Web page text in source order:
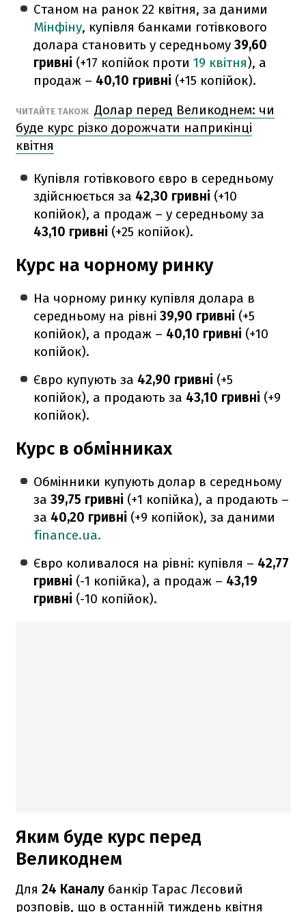
Станом на ранок 22 квітня, за даними
Мінфіну, купівля банками готівкового
долара становить у середньому39,60
гривні (+17 копійок проти19 квітня), а
продаж – 40,10 гривні (+15 копійок).
ЧИТАЙТЕ ТАКОЖ Долар перед Великоднем: чи
буде курс різко дорожчати наприкінці
квітня
Купівля готівкового євро в середньому
здійснюється за 42,30 гривні (+10
копійок), а продаж – у середньому за
43,10 гривні (+25 копійок).
Курс на чорному ринку
На чорному ринку купівля долара в
середньому на рівні39,90 гривні (+5
копійок), а продаж – 40,10 гривні (+10
копійок).
Євро купують за 42,90 гривні (+5
копійок), а продають за 43,10 гривні (+9
копійок).
Курс в обмінниках
Обмінники купують долар в середньому
за39,75 гривні (+1 копійка), а продають –
за 40,20 гривні (+9 копійок), за даними
finance.ua.
Євро коливалося на рівні: купівля – 42,77
гривні (-1 копійка), а продаж – 43,19
гривні (-10 копійок).
Яким буде курс перед
Великоднем
Для 24 Каналу банкір Тарас Лєсовий
розповів, що в останній тиждень квітня